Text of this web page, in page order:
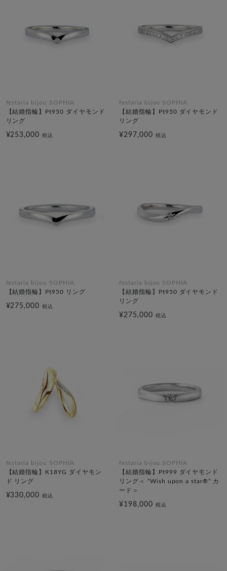
festaria bijou SOPHIA
【結婚指輪】Pt950 ダイヤモンド
リング
¥253,000税込
festaria bijou SOPHIA
【結婚指輪】Pt950 ダイヤモンド
リング
¥297,000 税込
festaria bijou SOPHIA
【結婚指輪】Pt950 リング
¥275,000税込
festaria bijou SOPHIA
【結婚指輪】Pt950 ダイヤモンド
リング
¥275,000 税込
festaria bijou SOPHIA
【結婚指輪】K18YG ダイヤモン
ド リング
¥330,000税込
festaria bijou SOPHIA
【結婚指輪】Pt999 ダイヤモンド
リング＜ “Wish upon a star®” カ
ード＞
¥198,000 税込